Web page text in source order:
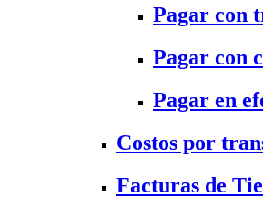
Pagar con
Pagar con
Pagar en
Costos por
Facturas de